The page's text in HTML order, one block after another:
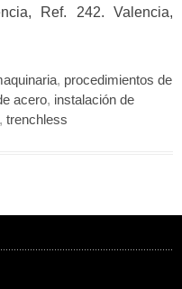
Ref. 242. Valencia,
, procedimientos de
acero, instalación de
, trenchless